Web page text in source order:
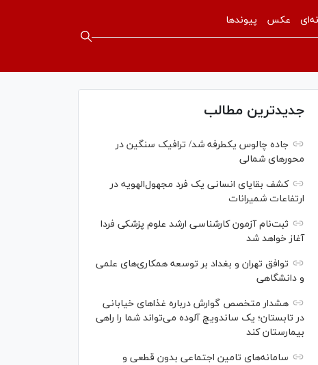
عکس پیوندها
جدیدترین مطالب
جاده چالوس یکطرفه شد/ ترافیک سنگین در
محورهای شمالی
کشف بقایای انسانی یک فرد مجهول‌الهویه در
ارتفاعات شمیرانات
ثبت‌نام آزمون کارشناسی ارشد علوم پزشکی فردا
آغاز خواهد شد
توافق تهران و بغداد بر توسعه همکاری‌های علمی
و دانشگاهی
هشدار متخصص گوارش درباره غذا‌های خیابانی
در تابستان؛ یک ساندویچ آلوده می‌تواند شما را راهی
بیمارستان کند
سامانه‌های تامین اجتماعی بدون قطعی و